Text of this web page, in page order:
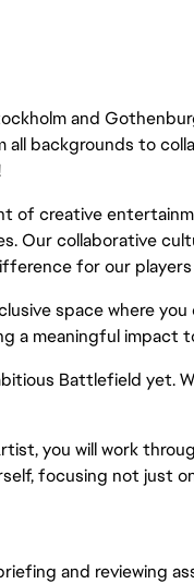
and
backgrounds to
of creative
Our collaborative
for our
space where
a meaningful impact
Battlefield yet.
you will work
focusing not just
and reviewing